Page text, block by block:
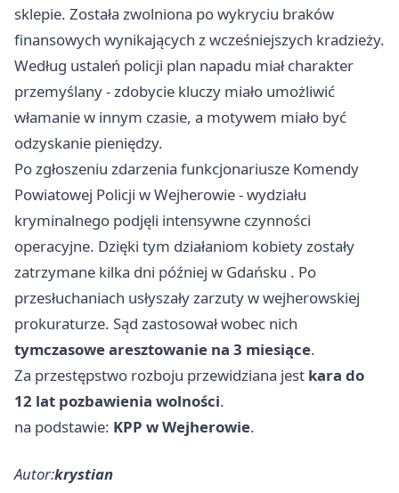
sklepie. Została zwolniona po wykryciu braków
finansowych wynikających z wcześniejszych kradzieży.
Według ustaleń policji plan napadu miał charakter
przemyślany - zdobycie kluczy miało umożliwić
włamanie w innym czasie, a motywem miało być
odzyskanie pieniędzy.
Po zgłoszeniu zdarzenia funkcjonariusze Komendy
Powiatowej Policji w Wejherowie - wydziału
kryminalnego podjęli intensywne czynności
operacyjne. Dzięki tym działaniom kobiety zostały
zatrzymane kilka dni później w Gdańsku . Po
przesłuchaniach usłyszały zarzuty w wejherowskiej
prokuraturze. Sąd zastosował wobec nich
tymczasowe aresztowanie na 3 miesiące.
Za przestępstwo rozboju przewidziana jest kara do
12 lat pozbawienia wolności.
na podstawie: KPP w Wejherowie.
Autor:krystian